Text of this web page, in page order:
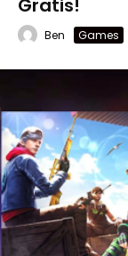
Gratis!
Ben Games